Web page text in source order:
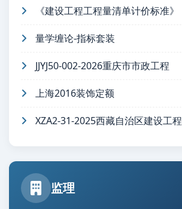
《建设工程工程量清单计价标准》
量学缠论-指标套装
JJYJ50-002-2026重庆市市政工程
上海2016装饰定额
XZA2-31-2025西藏自治区建设工程
监理